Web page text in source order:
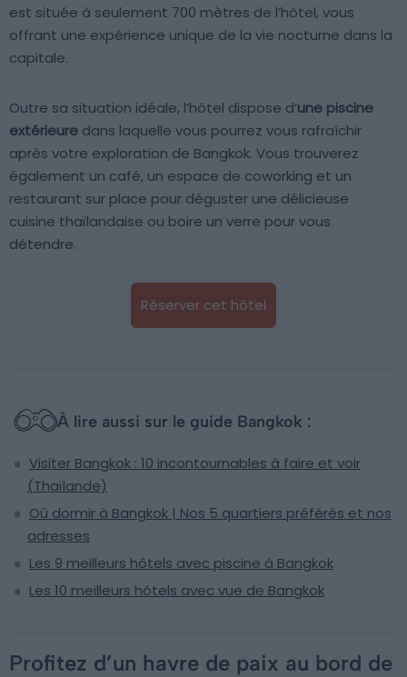
est située à seulement 700 mètres de l’hôtel, vous
offrant une expérience unique de la vie nocturne dans la
capitale.
Outre sa situation idéale, l’hôtel dispose d’une piscine
extérieure dans laquelle vous pourrez vous rafraîchir
après votre exploration de Bangkok. Vous trouverez
également un café, un espace de coworking et un
restaurant sur place pour déguster une délicieuse
cuisine thaïlandaise ou boire un verre pour vous
détendre.
Réserver cet hôtel
À lire aussi sur le guide Bangkok :
Visiter Bangkok : 10 incontournables à faire et voir
(Thaïlande)
Où dormir à Bangkok | Nos 5 quartiers préférés et nos
adresses
Les 9 meilleurs hôtels avec piscine à Bangkok
Les 10 meilleurs hôtels avec vue de Bangkok
Profitez d’un havre de paix au bord de